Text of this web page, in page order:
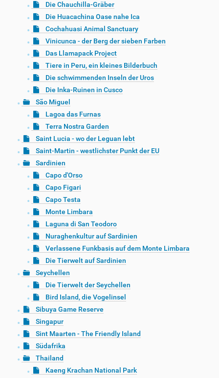
Die Chauchilla-Gräber
Die Huacachina Oase nahe Ica
Cochahuasi Animal Sanctuary
Vinicunca - der Berg der sieben Farben
Das Llamapack Project
Tiere in Peru, ein kleines Bilderbuch
Die schwimmenden Inseln der Uros
Die Inka-Ruinen in Cusco
São Miguel
Lagoa das Furnas
Terra Nostra Garden
Saint Lucia - wo der Leguan lebt
Saint-Martin - westlichster Punkt der EU
Sardinien
Capo d'Orso
Capo Figari
Capo Testa
Monte Limbara
Laguna di San Teodoro
Nuraghenkultur auf Sardinien
Verlassene Funkbasis auf dem Monte Limbara
Die Tierwelt auf Sardinien
Seychellen
Die Tierwelt der Seychellen
Bird Island, die Vogelinsel
Sibuya Game Reserve
Singapur
Sint Maarten - The Friendly Island
Südafrika
Thailand
Kaeng Krachan National Park